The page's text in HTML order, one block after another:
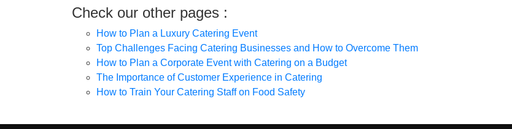
Check our other pages :
How to Plan a Luxury Catering Event
Top Challenges Facing Catering Businesses and How to Overcome Them
How to Plan a Corporate Event with Catering on a Budget
The Importance of Customer Experience in Catering
How to Train Your Catering Staff on Food Safety